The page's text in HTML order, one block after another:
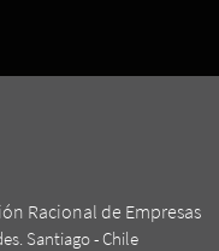
Racional de Empresas
Santiago - Chile